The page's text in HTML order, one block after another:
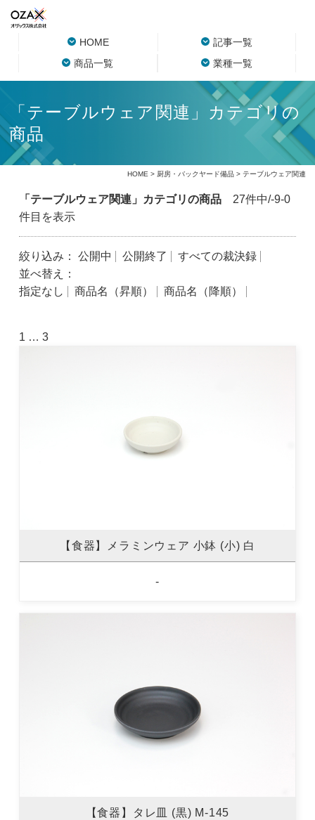
HOME
記事一覧
商品一覧
業種一覧
「テーブルウェア関連」カテゴリの
商品
HOME > 厨房・バックヤード備品> テーブルウェア関連
「テーブルウェア関連」カテゴリの商品27件中/-9-0
件目を表示
絞り込み： 公開中 公開終了
すべての裁決録
並べ替え：
指定なし
商品名（昇順） 商品名（降順）
1 … 3
【食器】メラミンウェア 小鉢 (小) 白
-
【食器】タレ皿 (黒) M-145